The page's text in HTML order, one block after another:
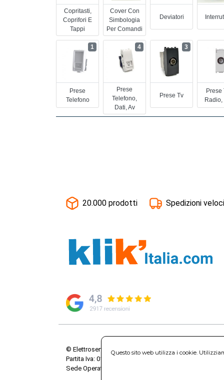
Copritasti,
Coprifori E
Tappi
Cover Con
Simbologia
Per Comandi
Deviatori
Prese
Telefono
1
Prese
Telefono,
Dati, Av
4
Prese Tv
3
Prese
Radio,
20.000 prodotti Spedizioni veloci
© Elettroservice Spa - Sede Legale: Via Leonardo da
Partita Iva: 01586761007 - Codice Fiscale:
Sede Operativa: Via Leonardo da Vinci, 40 - 00015
Questo sito web utilizza i cookie.